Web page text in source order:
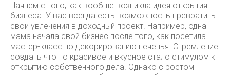
Начнем с того, как вообще возникла идея открытия
бизнеса. У вас всегда есть возможность превратить
свои увлечения в доходный проект. Например, одна
мама начала свой бизнес после того, как посетила
мастер-класс по декорированию печенья. Стремление
создать что-то красивое и вкусное стало стимулом к
открытию собственного дела. Однако с ростом